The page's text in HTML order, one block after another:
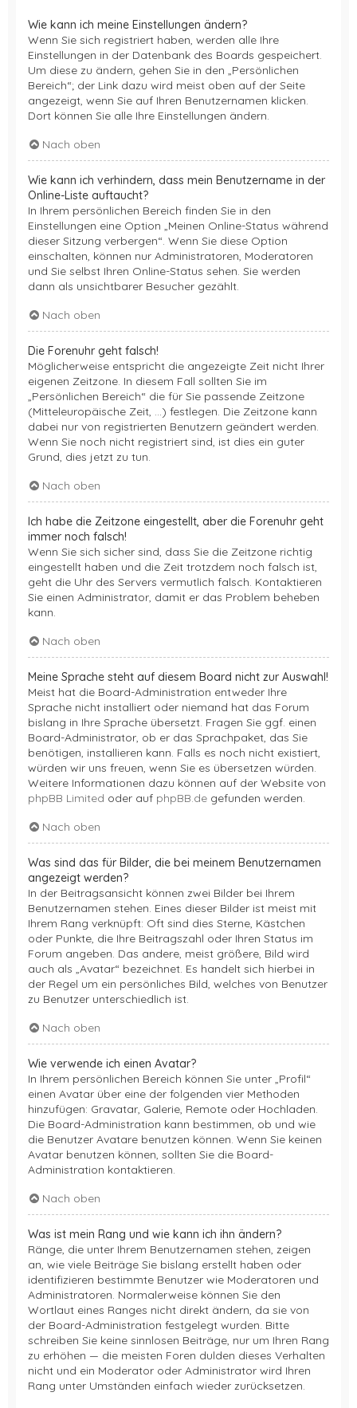
Wie kann ich meine Einstellungen ändern?
Wenn Sie sich registriert haben, werden alle Ihre
Einstellungen in der Datenbank des Boards gespeichert.
Um diese zu ändern, gehen Sie in den „Persönlichen
Bereich“; der Link dazu wird meist oben auf der Seite
angezeigt, wenn Sie auf Ihren Benutzernamen klicken.
Dort können Sie alle Ihre Einstellungen ändern.
Nach oben
Wie kann ich verhindern, dass mein Benutzername in der
Online-Liste auftaucht?
In Ihrem persönlichen Bereich finden Sie in den
Einstellungen eine Option „Meinen Online-Status während
dieser Sitzung verbergen“. Wenn Sie diese Option
einschalten, können nur Administratoren, Moderatoren
und Sie selbst Ihren Online-Status sehen. Sie werden
dann als unsichtbarer Besucher gezählt.
Nach oben
Die Forenuhr geht falsch!
Möglicherweise entspricht die angezeigte Zeit nicht Ihrer
eigenen Zeitzone. In diesem Fall sollten Sie im
„Persönlichen Bereich“ die für Sie passende Zeitzone
(Mitteleuropäische Zeit, ...) festlegen. Die Zeitzone kann
dabei nur von registrierten Benutzern geändert werden.
Wenn Sie noch nicht registriert sind, ist dies ein guter
Grund, dies jetzt zu tun.
Nach oben
Ich habe die Zeitzone eingestellt, aber die Forenuhr geht
immer noch falsch!
Wenn Sie sich sicher sind, dass Sie die Zeitzone richtig
eingestellt haben und die Zeit trotzdem noch falsch ist,
geht die Uhr des Servers vermutlich falsch. Kontaktieren
Sie einen Administrator, damit er das Problem beheben
kann.
Nach oben
Meine Sprache steht auf diesem Board nicht zur Auswahl!
Meist hat die Board-Administration entweder Ihre
Sprache nicht installiert oder niemand hat das Forum
bislang in Ihre Sprache übersetzt. Fragen Sie ggf. einen
Board-Administrator, ob er das Sprachpaket, das Sie
benötigen, installieren kann. Falls es noch nicht existiert,
würden wir uns freuen, wenn Sie es übersetzen würden.
Weitere Informationen dazu können auf der Website von
phpBB Limited oder auf phpBB.de gefunden werden.
Nach oben
Was sind das für Bilder, die bei meinem Benutzernamen
angezeigt werden?
In der Beitragsansicht können zwei Bilder bei Ihrem
Benutzernamen stehen. Eines dieser Bilder ist meist mit
Ihrem Rang verknüpft: Oft sind dies Sterne, Kästchen
oder Punkte, die Ihre Beitragszahl oder Ihren Status im
Forum angeben. Das andere, meist größere, Bild wird
auch als „Avatar“ bezeichnet. Es handelt sich hierbei in
der Regel um ein persönliches Bild, welches von Benutzer
zu Benutzer unterschiedlich ist.
Nach oben
Wie verwende ich einen Avatar?
In Ihrem persönlichen Bereich können Sie unter „Profil“
einen Avatar über eine der folgenden vier Methoden
hinzufügen: Gravatar, Galerie, Remote oder Hochladen.
Die Board-Administration kann bestimmen, ob und wie
die Benutzer Avatare benutzen können. Wenn Sie keinen
Avatar benutzen können, sollten Sie die Board-
Administration kontaktieren.
Nach oben
Was ist mein Rang und wie kann ich ihn ändern?
Ränge, die unter Ihrem Benutzernamen stehen, zeigen
an, wie viele Beiträge Sie bislang erstellt haben oder
identifizieren bestimmte Benutzer wie Moderatoren und
Administratoren. Normalerweise können Sie den
Wortlaut eines Ranges nicht direkt ändern, da sie von
der Board-Administration festgelegt wurden. Bitte
schreiben Sie keine sinnlosen Beiträge, nur um Ihren Rang
zu erhöhen — die meisten Foren dulden dieses Verhalten
nicht und ein Moderator oder Administrator wird Ihren
Rang unter Umständen einfach wieder zurücksetzen.